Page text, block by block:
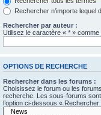
Rechercher n’importe lequel
Rechercher par auteur :
Utilisez le caractère « * »
OPTIONS DE RECHERCHE
Rechercher dans les forums :
Choisissez le forum ou les
recherche. Les sous-forums
l’option ci-dessous «